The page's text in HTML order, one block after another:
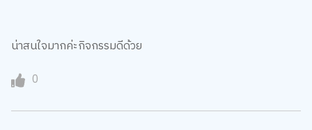
น่าสนใจมากค่ะกิจกรรมดีด้วย
0